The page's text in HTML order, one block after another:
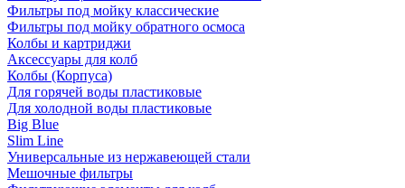
Фильтры под мойку классические
Фильтры под мойку обратного осмоса
Колбы и картриджи
Аксессуары для колб
Колбы (Корпуса)
Для горячей воды пластиковые
Для холодной воды пластиковые
Big Blue
Slim Line
Универсальные из нержавеющей стали
Мешочные фильтры